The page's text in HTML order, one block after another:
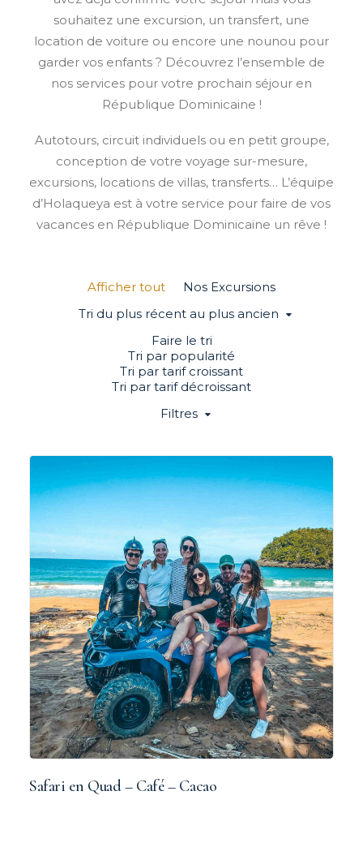
souhaitez une excursion, un transfert, une
location de voiture ou encore une nounou pour
garder vos enfants ? Découvrez l’ensemble de
nos services pour votre prochain séjour en
République Dominicaine !
Autotours, circuit individuels ou en petit groupe,
conception de votre voyage sur-mesure,
excursions, locations de villas, transferts… L’équipe
d’Holaqueya est à votre service pour faire de vos
vacances en République Dominicaine un rêve !
Afficher tout
Nos Excursions
Tri du plus récent au plus ancien
Faire le tri
Tri par popularité
Tri par tarif croissant
Tri par tarif décroissant
Filtres
Safari en Quad – Café – Cacao